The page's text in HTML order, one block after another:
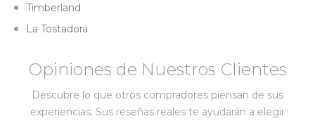
Timberland
La Tostadora
Opiniones de Nuestros Clientes
Descubre lo que otros compradores piensan de sus
experiencias. Sus reseñas reales te ayudarán a elegir